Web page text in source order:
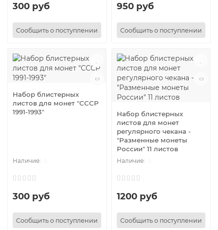
300 руб
Сообщить о поступлении
950 руб
Сообщить о поступлении
Набор блистерных
листов для монет "СССР
1991-1993"
300 руб
Сообщить о поступлении
Набор блистерных
листов для монет
регулярного чекана -
"Разменные монеты
России" 11 листов
1200 руб
Сообщить о поступлении